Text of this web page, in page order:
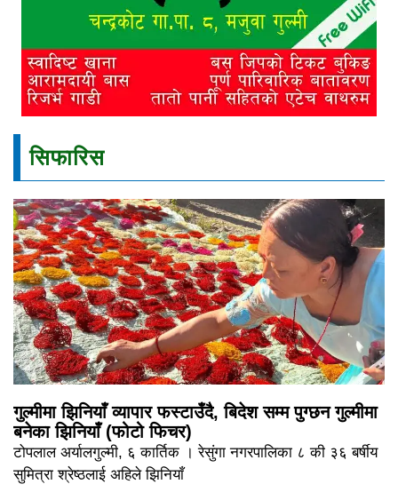
सिफारिस
गुल्मीमा झिनियाँ व्यापार फस्टाउँदै, बिदेश सम्म पुग्छन गुल्मीमा
बनेका झिनियाँ (फोटो फिचर)
टोपलाल अर्यालगुल्मी, ६ कार्तिक । रेसुंगा नगरपालिका ८ की ३६ बर्षीय
सुमित्रा श्रेष्ठलाई अहिले झिनियाँ